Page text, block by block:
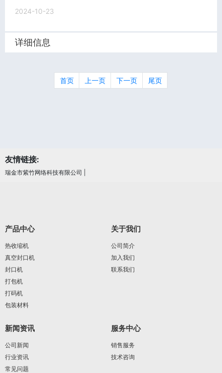
2024-10-23
详细信息
首页 上一页 下一页 尾页
友情链接:
瑞金市紫竹网络科技有限公司
产品中心
热收缩机
真空封口机
封口机
打包机
打码机
包装材料
关于我们
公司简介
加入我们
联系我们
新闻资讯
公司新闻
行业资讯
常见问题
服务中心
销售服务
技术咨询